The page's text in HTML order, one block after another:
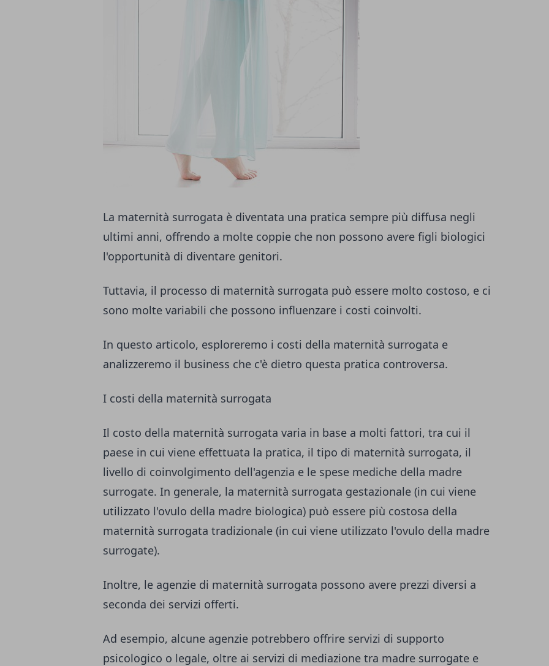
La maternità surrogata è diventata una pratica sempre più diffusa negli
ultimi anni, offrendo a molte coppie che non possono avere figli biologici
l'opportunità di diventare genitori.
Tuttavia, il processo di maternità surrogata può essere molto costoso, e ci
sono molte variabili che possono influenzare i costi coinvolti.
In questo articolo, esploreremo i costi della maternità surrogata e
analizzeremo il business che c'è dietro questa pratica controversa.
I costi della maternità surrogata
Il costo della maternità surrogata varia in base a molti fattori, tra cui il
paese in cui viene effettuata la pratica, il tipo di maternità surrogata, il
livello di coinvolgimento dell'agenzia e le spese mediche della madre
surrogate. In generale, la maternità surrogata gestazionale (in cui viene
utilizzato l'ovulo della madre biologica) può essere più costosa della
maternità surrogata tradizionale (in cui viene utilizzato l'ovulo della madre
surrogate).
Inoltre, le agenzie di maternità surrogata possono avere prezzi diversi a
seconda dei servizi offerti.
Ad esempio, alcune agenzie potrebbero offrire servizi di supporto
psicologico o legale, oltre ai servizi di mediazione tra madre surrogate e